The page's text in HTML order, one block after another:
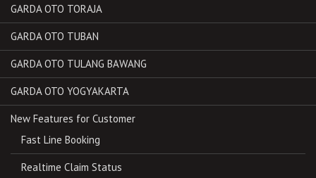
GARDA OTO TORAJA
GARDA OTO TUBAN
GARDA OTO TULANG BAWANG
GARDA OTO YOGYAKARTA
New Features for Customer
Fast Line Booking
Realtime Claim Status